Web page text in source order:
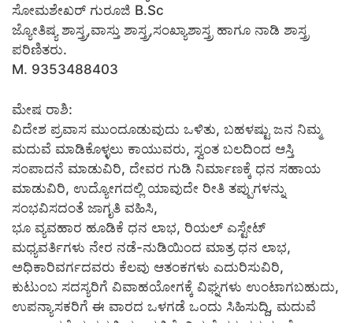
ಸೋಮಶೇಖರ್ ಗುರೂಜಿ B.Sc
ಜ್ಯೋತಿಷ್ಯ ಶಾಸ್ತ್ರ,ವಾಸ್ತು ಶಾಸ್ತ್ರ,ಸಂಖ್ಯಾಶಾಸ್ತ್ರ ಹಾಗೂ ನಾಡಿ ಶಾಸ್ತ್ರ
ಪರಿಣಿತರು.
M. 9353488403
ಮೇಷ ರಾಶಿ:
ವಿದೇಶ ಪ್ರವಾಸ ಮುಂದೂಡುವುದು ಒಳಿತು, ಬಹಳಷ್ಟು ಜನ ನಿಮ್ಮ
ಮದುವೆ ಮಾಡಿಕೊಳ್ಳಲು ಕಾಯುವರು, ಸ್ವಂತ ಬಲದಿಂದ ಆಸ್ತಿ
ಸಂಪಾದನೆ ಮಾಡುವಿರಿ, ದೇವರ ಗುಡಿ ನಿರ್ಮಾಣಕ್ಕೆ ಧನ ಸಹಾಯ
ಮಾಡುವಿರಿ, ಉದ್ಯೋಗದಲ್ಲಿ ಯಾವುದೇ ರೀತಿ ತಪ್ಪುಗಳನ್ನು
ಸಂಭವಿಸದಂತೆ ಜಾಗೃತಿ ವಹಿಸಿ,
ಭೂ ವ್ಯವಹಾರ ಹೂಡಿಕೆ ಧನ ಲಾಭ, ರಿಯಲ್ ಎಸ್ಟೇಟ್
ಮಧ್ಯವರ್ತಿಗಳು ನೇರ ನಡೆ-ನುಡಿಯಿಂದ ಮಾತ್ರ ಧನ ಲಾಭ,
ಅಧಿಕಾರಿವರ್ಗದವರು ಕೆಲವು ಆತಂಕಗಳು ಎದುರಿಸುವಿರಿ,
ಕುಟುಂಬ ಸದಸ್ಯರಿಗೆ ವಿವಾಹಯೋಗಕ್ಕೆ ವಿಘ್ನಗಳು ಉಂಟಾಗಬಹುದು,
ಉಪನ್ಯಾಸಕರಿಗೆ ಈ ವಾರದ ಒಳಗಡೆ ಒಂದು ಸಿಹಿಸುದ್ದಿ, ಮದುವೆ